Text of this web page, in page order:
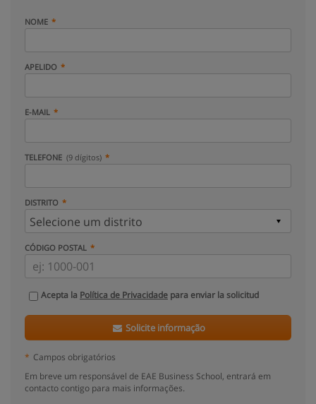
NOME
APELIDO
E-MAIL
TELEFONE (9 dígitos)
DISTRITO
CÓDIGO POSTAL
Acepta la Política de Privacidade para enviar la solicitud
Solicite informação
* Campos obrigatórios
Em breve um responsável de EAE Business School, entrará em
contacto contigo para mais informações.